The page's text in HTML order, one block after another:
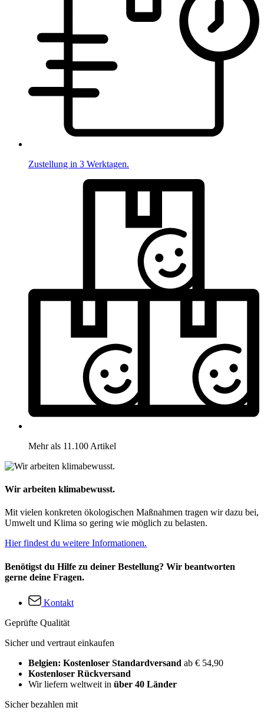
Zustellung in 3 Werktagen.
Mehr als 11.100 Artikel
Wir arbeiten klimabewusst.
Mit vielen konkreten ökologischen Maßnahmen tragen wir dazu bei,
Umwelt und Klima so gering wie möglich zu belasten.
Hier findest du weitere Informationen.
Benötigst du Hilfe zu deiner Bestellung? Wir beantworten
gerne deine Fragen.
Kontakt
Geprüfte Qualität
Sicher und vertraut einkaufen
Belgien: Kostenloser Standardversand ab € 54,90
Kostenloser Rückversand
Wir liefern weltweit in über 40 Länder
Sicher bezahlen mit